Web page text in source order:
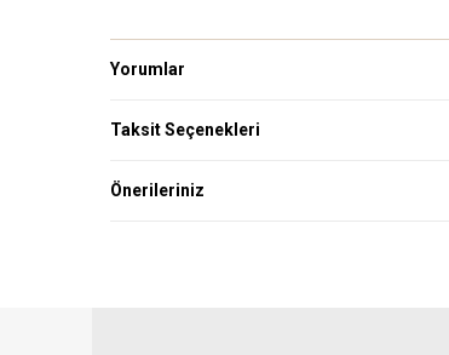
Yorumlar
Taksit Seçenekleri
Önerileriniz